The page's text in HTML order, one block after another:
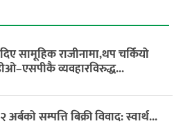
सामूहिक राजीनामा,थप चर्कियो
व्यवहारविरुद्ध...
सम्पत्ति बिक्री विवाद: स्वार्थ...